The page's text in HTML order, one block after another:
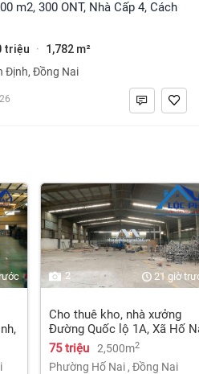
triệu · 1,782 m²
Định, Đồng Nai
2 21 giờ
Cho thuê kho, nhà xưởng
Đường Quốc lộ 1A, Xã Hố
3, Trảng Bom, Đồng Nai giá
75 Triệu
75 triệu 2,500m2
Phường Hố Nai , Đồng Nai